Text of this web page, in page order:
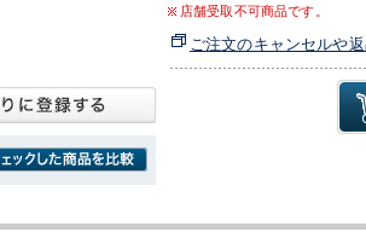
店舗受取不可商品です。
ご注文のキャンセルや